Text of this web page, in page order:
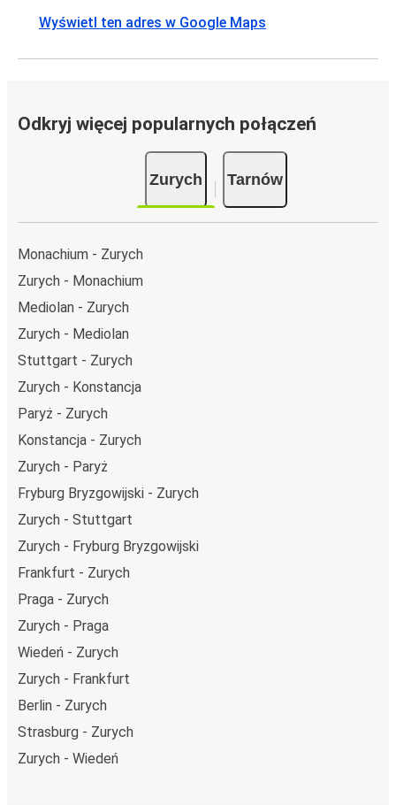
Wyświetl ten adres w Google Maps
Odkryj więcej popularnych połączeń
Zurych Tarnów
Monachium - Zurych
Zurych - Monachium
Mediolan - Zurych
Zurych - Mediolan
Stuttgart - Zurych
Zurych - Konstancja
Paryż - Zurych
Konstancja - Zurych
Zurych - Paryż
Fryburg Bryzgowijski - Zurych
Zurych - Stuttgart
Zurych - Fryburg Bryzgowijski
Frankfurt - Zurych
Praga - Zurych
Zurych - Praga
Wiedeń - Zurych
Zurych - Frankfurt
Berlin - Zurych
Strasburg - Zurych
Zurych - Wiedeń